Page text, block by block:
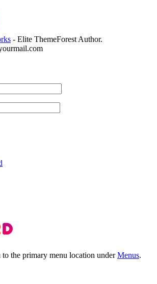
- Elite ThemeForest Author.
to the primary menu location underMenus.